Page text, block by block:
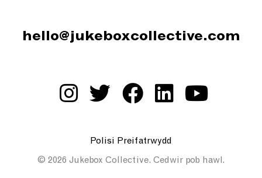
hello@jukeboxcollective.com
Polisi Preifatrwydd
© 2026 Jukebox Collective. Cedwir pob hawl.